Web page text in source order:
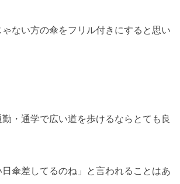
ない方の傘をフリル付きにすると思い
勤・通学で広い道を歩けるならとても良
日傘差してるのね」と言われることはあ